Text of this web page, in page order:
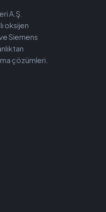
A.Ş.
oksijen
Siemens
çözümleri.